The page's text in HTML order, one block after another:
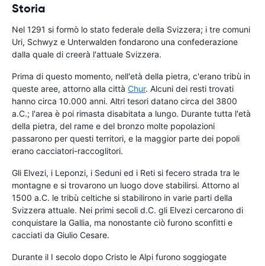
Storia
Nel 1291 si formò lo stato federale della Svizzera; i tre comuni
Uri, Schwyz e Unterwalden fondarono una confederazione
dalla quale di creerà l'attuale Svizzera.
Prima di questo momento, nell'età della pietra, c'erano tribù in
queste aree, attorno alla città Chur. Alcuni dei resti trovati
hanno circa 10.000 anni. Altri tesori datano circa del 3800
a.C.; l'area è poi rimasta disabitata a lungo. Durante tutta l'età
della pietra, del rame e del bronzo molte popolazioni
passarono per questi territori, e la maggior parte dei popoli
erano cacciatori-raccoglitori.
Gli Elvezi, i Leponzi, i Seduni ed i Reti si fecero strada tra le
montagne e si trovarono un luogo dove stabilirsi. Attorno al
1500 a.C. le tribù celtiche si stabilirono in varie parti della
Svizzera attuale. Nei primi secoli d.C. gli Elvezi cercarono di
conquistare la Gallia, ma nonostante ciò furono sconfitti e
cacciati da Giulio Cesare.
Durante il I secolo dopo Cristo le Alpi furono soggiogate